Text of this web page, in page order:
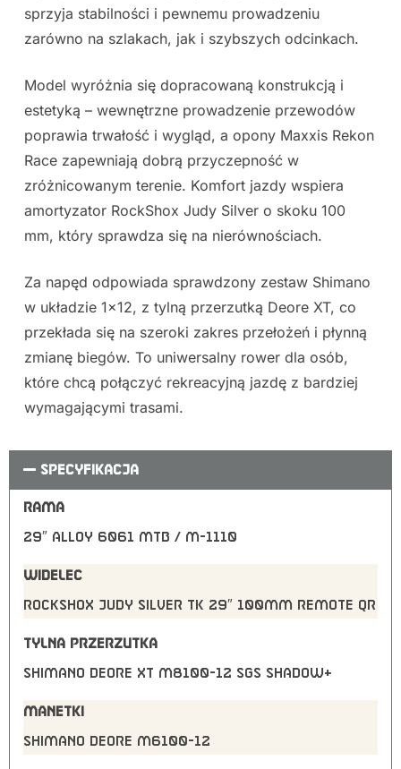
sprzyja stabilności i pewnemu prowadzeniu
zarówno na szlakach, jak i szybszych odcinkach.
Model wyróżnia się dopracowaną konstrukcją i
estetyką – wewnętrzne prowadzenie przewodów
poprawia trwałość i wygląd, a opony Maxxis Rekon
Race zapewniają dobrą przyczepność w
zróżnicowanym terenie. Komfort jazdy wspiera
amortyzator RockShox Judy Silver o skoku 100
mm, który sprawdza się na nierównościach.
Za napęd odpowiada sprawdzony zestaw Shimano
w układzie 1×12, z tylną przerzutką Deore XT, co
przekłada się na szeroki zakres przełożeń i płynną
zmianę biegów. To uniwersalny rower dla osób,
które chcą połączyć rekreacyjną jazdę z bardziej
wymagającymi trasami.
SPECYFIKACJA
RAMA
29″ Alloy 6061 MTB / M-1110
WIDELEC
RockShox Judy Silver TK 29″ 100mm remote QR
TYLNA PRZERZUTKA
Shimano Deore XT M8100-12 SGS shadow+
MANETKI
Shimano Deore M6100-12